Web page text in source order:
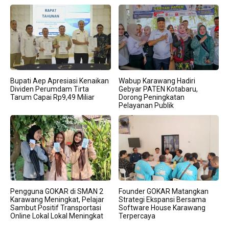
Bupati Aep Apresiasi Kenaikan
Dividen Perumdam Tirta
Tarum Capai Rp9,49 Miliar
Wabup Karawang Hadiri
Gebyar PATEN Kotabaru,
Dorong Peningkatan
Pelayanan Publik
Pengguna GOKAR di SMAN 2
Karawang Meningkat, Pelajar
Sambut Positif Transportasi
Online Lokal Lokal Meningkat
Founder GOKAR Matangkan
Strategi Ekspansi Bersama
Software House Karawang
Terpercaya